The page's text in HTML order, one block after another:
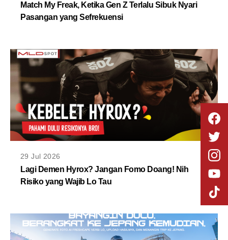
Match My Freak, Ketika Gen Z Terlalu Sibuk Nyari
Pasangan yang Sefrekuensi
29 Jul 2026
Lagi Demen Hyrox? Jangan Fomo Doang! Nih
Risiko yang Wajib Lo Tau